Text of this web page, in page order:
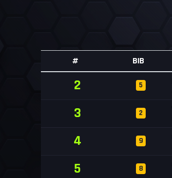
# BIB
2 5
3 2
4 9
5 8